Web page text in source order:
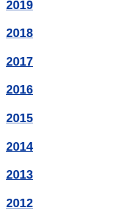
2019
2018
2017
2016
2015
2014
2013
2012